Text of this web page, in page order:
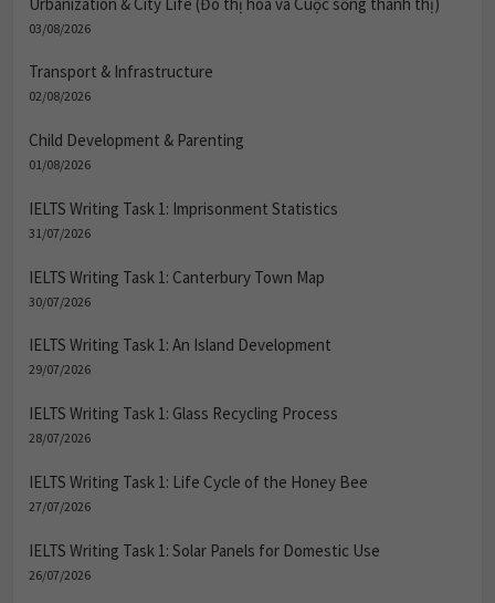
03/08/2026
Transport & Infrastructure
02/08/2026
Child Development & Parenting
01/08/2026
IELTS Writing Task 1: Imprisonment Statistics
31/07/2026
IELTS Writing Task 1: Canterbury Town Map
30/07/2026
IELTS Writing Task 1: An Island Development
29/07/2026
IELTS Writing Task 1: Glass Recycling Process
28/07/2026
IELTS Writing Task 1: Life Cycle of the Honey Bee
27/07/2026
IELTS Writing Task 1: Solar Panels for Domestic Use
26/07/2026